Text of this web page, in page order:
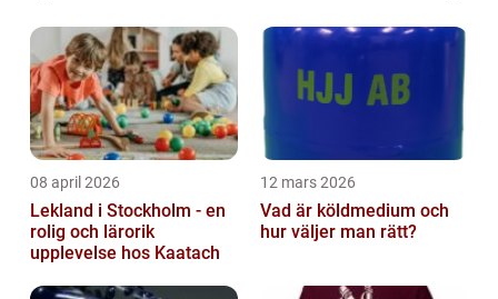
08 april 2026
Lekland i Stockholm - en
rolig och lärorik
upplevelse hos Kaatach
12 mars 2026
Vad är köldmedium och
hur väljer man rätt?